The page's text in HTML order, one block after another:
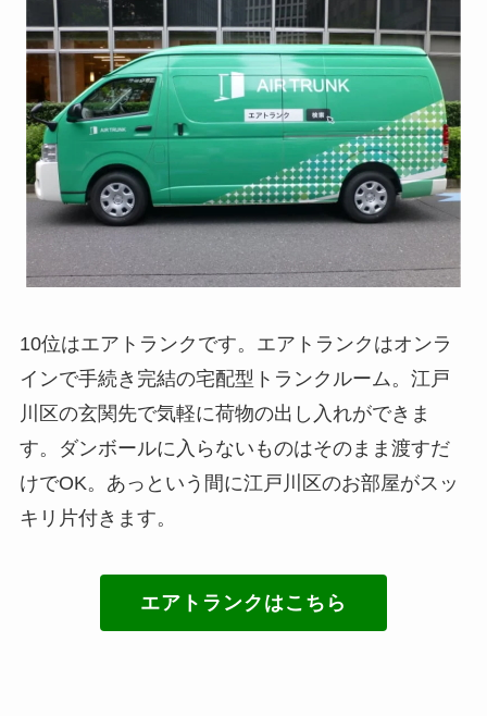
10位はエアトランクです。エアトランクはオンラ
インで手続き完結の宅配型トランクルーム。江戸
川区の玄関先で気軽に荷物の出し入れができま
す。ダンボールに入らないものはそのまま渡すだ
けでOK。あっという間に江戸川区のお部屋がスッ
キリ片付きます。
エアトランクはこちら